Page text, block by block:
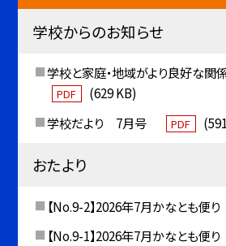
学校からのお知らせ
学校と家庭・地域がより良好な関
PDF
(629 KB)
学校だより 7月号
PDF
おたより
【No.9-2】2026年7月かなとも便り
【No.9-1】2026年7月かなとも便り